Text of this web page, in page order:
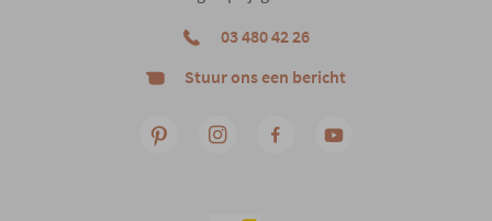
03 480 42 26
Stuur ons een bericht